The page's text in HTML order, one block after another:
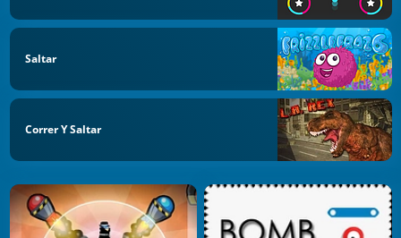
Saltar
Correr Y Saltar